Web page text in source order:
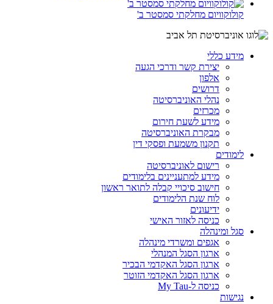
קולוקוויום מחלקתי סמסטר ב'
מידע כללי
יצירת קשר ודרכי הגעה
אלפון
דרושים
נהלי האוניברסיטה
מכרזים
מידע לשעת חירום
מבקרת האוניברסיטה
תקנון משמעת ופסקי דין
לימודים
רישום לאוניברסיטה
מידע למתעניינים בלימודים
חישוב סיכויי קבלה לתואר ראשון
לוח שנת הלימודים
ידיעונים
כניסה לאזור האישי
סגל ומינהלה
אגפים ומשרדי מינהלה
ארגון הסגל המנהלי
ארגון הסגל האקדמי הבכיר
ארגון הסגל האקדמי הזוטר
כניסה ל-My Tau
נגישות